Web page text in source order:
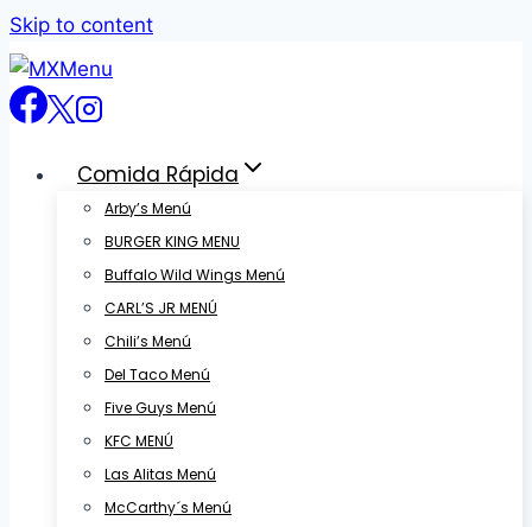
Skip to content
Comida Rápida
Arby’s Menú
BURGER KING MENU
Buffalo Wild Wings Menú
CARL’S JR MENÚ
Chili’s Menú
Del Taco Menú
Five Guys Menú
KFC MENÚ
Las Alitas Menú
McCarthy´s Menú